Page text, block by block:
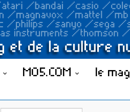
MO5.COM le mag